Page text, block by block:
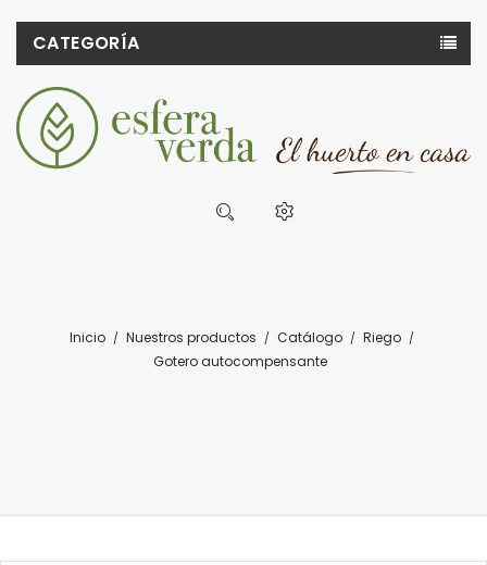
CATEGORÍA
Inicio Nuestros productos Catálogo
Riego
Gotero autocompensante